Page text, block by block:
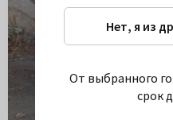
Нет, я из
От выбранного
срок